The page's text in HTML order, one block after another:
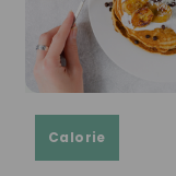
Calorie